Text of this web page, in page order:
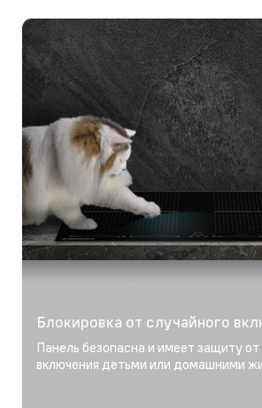
Блокировка от случайного
Панель безопасна и имеет защиту от
включения детьми или домашними